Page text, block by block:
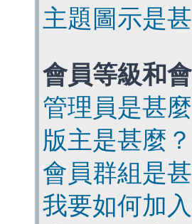
主題圖示是
會員等級和
管理員是甚麼
版主是甚麼？
會員群組是
我要如何加